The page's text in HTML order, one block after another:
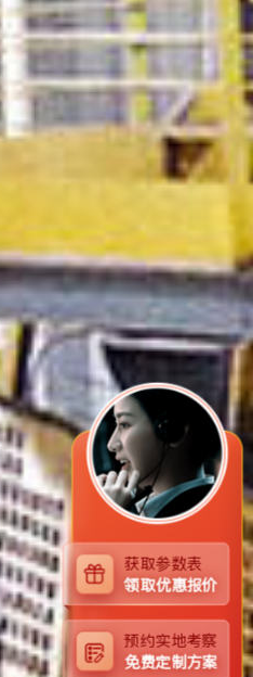
获取参数表
领取优惠报价
预约实地考察
免费定制方案